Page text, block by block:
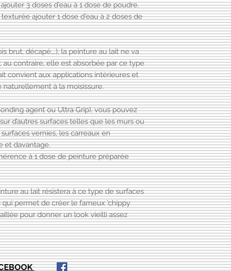
3 doses d'eau à 1 dose de poudre.
ajouter 1 dose d'eau à 2 doses de
brut, décapé,…), la peinture au lait ne va
au contraire, elle est absorbée par ce type
convient aux applications intérieures et
à la moisissure.
agent ou Ultra Grip), vous pouvez
d’autres surfaces telles que les murs ou
vernies, les carreaux en
et davantage.
à 1 dose de peinture préparée
au lait résistera à ce type de surfaces
qui permet de créer le fameux 'chippy
pour donner un look vieilli assez